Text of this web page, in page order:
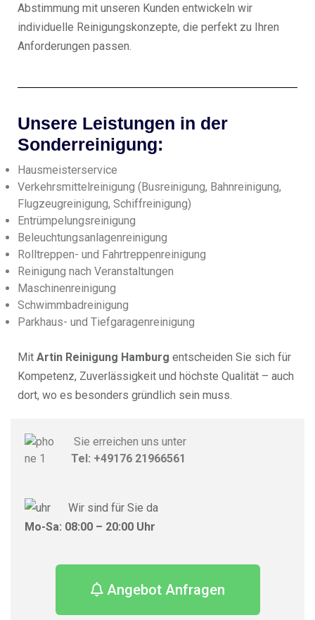
Abstimmung mit unseren Kunden entwickeln wir
individuelle Reinigungskonzepte, die perfekt zu Ihren
Anforderungen passen.
Unsere Leistungen in der
Sonderreinigung:
Hausmeisterservice
Verkehrsmittelreinigung (Busreinigung, Bahnreinigung,
Flugzeugreinigung, Schiffreinigung)
Entrümpelungsreinigung
Beleuchtungsanlagenreinigung
Rolltreppen- und Fahrtreppenreinigung
Reinigung nach Veranstaltungen
Maschinenreinigung
Schwimmbadreinigung
Parkhaus- und Tiefgaragenreinigung
Mit Artin Reinigung Hamburg entscheiden Sie sich für
Kompetenz, Zuverlässigkeit und höchste Qualität – auch
dort, wo es besonders gründlich sein muss.
Sie erreichen uns unter
Tel: +49176 21966561
Wir sind für Sie da
Mo-Sa: 08:00 – 20:00 Uhr
Angebot Anfragen